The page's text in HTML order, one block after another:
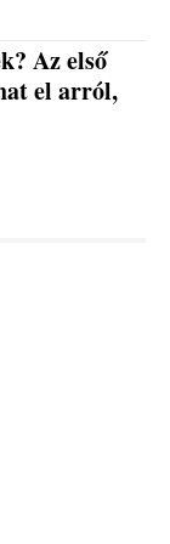
Az első
el arról,